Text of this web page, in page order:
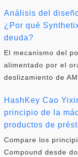
Análisis del
¿Por qué
deuda?
El mecanismo del
alimentado por el
deslizamiento de
HashKey Cao
principio de la
productos de
Compare los
Compound desde